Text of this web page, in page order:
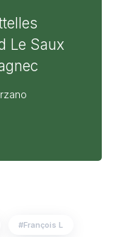
Le Saux
François L